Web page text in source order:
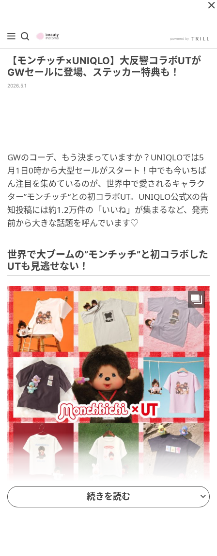
【モンチッチ×UNIQLO】大反響コラボUTが
GWセールに登場、ステッカー特典も！
2026.5.1
GWのコーデ、もう決まっていますか？UNIQLOでは5
月1日0時から大型セールがスタート！中でも今いちば
ん注目を集めているのが、世界中で愛されるキャラク
ター”モンチッチ“との初コラボUT。UNIQLO公式Xの告
知投稿には約1.2万件の「いいね」が集まるなど、発売
前から大きな話題を呼んでいます♡
世界で大ブームの”モンチッチ”と初コラボした
UTも見逃せない！
UNIQLO大型セール 続きを読む